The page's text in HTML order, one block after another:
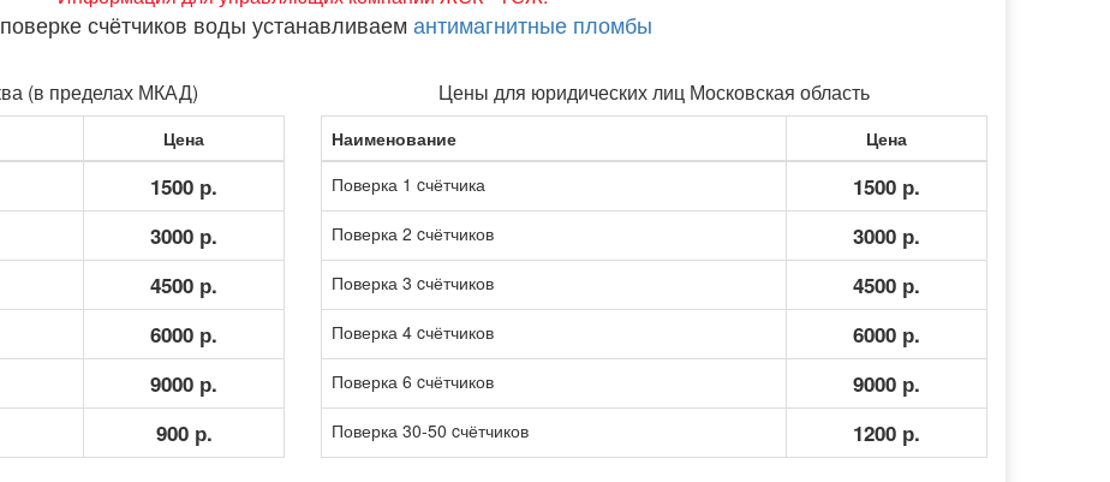
счётчиков воды устанавливаемантимагнитные пломбы
(в пределах МКАД)
Цена
1500 р.
3000 р.
4500 р.
6000 р.
9000 р.
900 р.
Цены для юридических лиц Московская область
Наименование
Цена
Поверка 1 cчётчика
1500 р.
Поверка 2 cчётчиков 3000 р.
Поверка 3 cчётчиков 4500 р.
Поверка 4 cчётчиков 6000 р.
Поверка 6 cчётчиков 9000 р.
Поверка 30-50 cчётчиков 1200 р.